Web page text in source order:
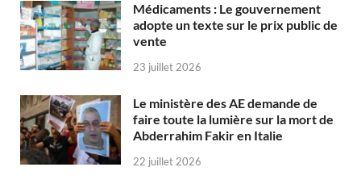
Médicaments : Le gouvernement
adopte un texte sur le prix public de
vente
23 juillet 2026
Le ministère des AE demande de
faire toute la lumière sur la mort de
Abderrahim Fakir en Italie
22 juillet 2026